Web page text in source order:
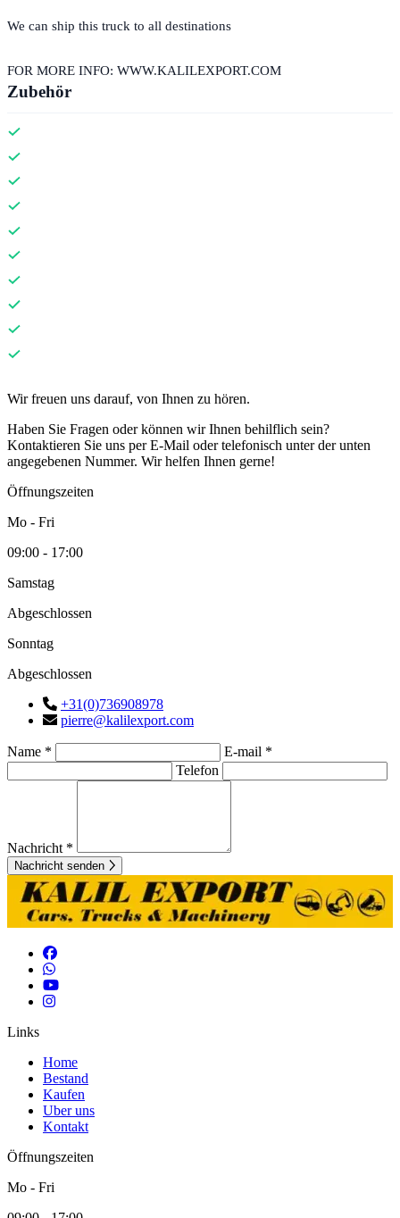
We can ship this truck to all destinations
FOR MORE INFO: WWW.KALILEXPORT.COM
Zubehör
Wir freuen uns darauf, von Ihnen zu hören.
Haben Sie Fragen oder können wir Ihnen behilflich sein?
Kontaktieren Sie uns per E-Mail oder telefonisch unter der unten
angegebenen Nummer. Wir helfen Ihnen gerne!
Öffnungszeiten
Mo - Fri
09:00 - 17:00
Samstag
Abgeschlossen
Sonntag
Abgeschlossen
+31(0)736908978
pierre@kalilexport.com
Name *
E-mail *
Telefon
Nachricht *
Nachricht senden
Links
Home
Bestand
Kaufen
Uber uns
Kontakt
Öffnungszeiten
Mo - Fri